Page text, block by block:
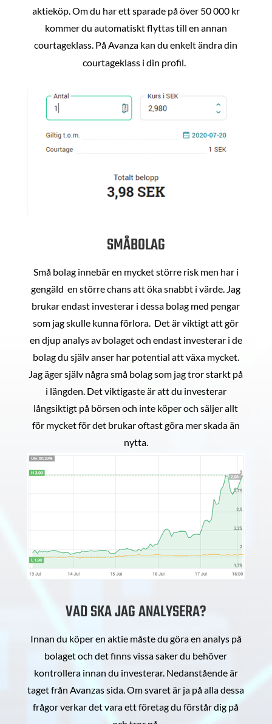
aktieköp. Om du har ett sparade på över 50 000 kr
kommer du automatiskt flyttas till en annan
courtageklass. På Avanza kan du enkelt ändra din
courtageklass i din profil.
SMÅBOLAG
Små bolag innebär en mycket större risk men har i
gengäld en större chans att öka snabbt i värde. Jag
brukar endast investerar i dessa bolag med pengar
som jag skulle kunna förlora. Det är viktigt att gör
en djup analys av bolaget och endast investerar i de
bolag du själv anser har potential att växa mycket.
Jag äger själv några små bolag som jag tror starkt på
i längden. Det viktigaste är att du investerar
långsiktigt på börsen och inte köper och säljer allt
för mycket för det brukar oftast göra mer skada än
nytta.
VAD SKA JAG ANALYSERA?
Innan du köper en aktie måste du göra en analys på
bolaget och det finns vissa saker du behöver
kontrollera innan du investerar. Nedanstående är
taget från Avanzas sida. Om svaret är ja på alla dessa
frågor verkar det vara ett företag du förstår dig på